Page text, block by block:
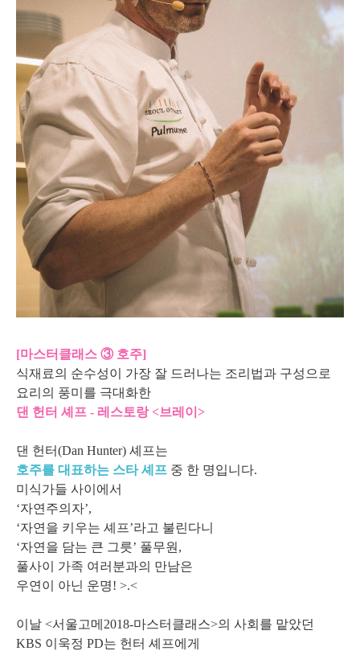
[마스터클래스 ③ 호주]
식재료의 순수성이 가장 잘 드러나는 조리법과 구성으로
요리의 풍미를 극대화한
댄 헌터 셰프 - 레스토랑 <브레이>
댄 헌터(Dan Hunter) 셰프는
호주를 대표하는 스타 셰프 중 한 명입니다.
미식가들 사이에서
‘자연주의자’,
‘자연을 키우는 셰프’라고 불린다니
‘자연을 담는 큰 그릇’ 풀무원,
풀사이 가족 여러분과의 만남은
우연이 아닌 운명! >.<
이날 <서울고메2018-마스터클래스>의 사회를 맡았던
KBS 이욱정 PD는 헌터 셰프에게